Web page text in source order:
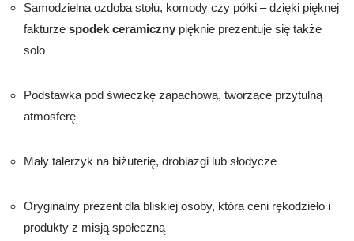
Samodzielna ozdoba stołu, komody czy półki – dzięki pięknej
fakturze spodek ceramiczny pięknie prezentuje się także
solo
Podstawka pod świeczkę zapachową, tworzące przytulną
atmosferę
Mały talerzyk na biżuterię, drobiazgi lub słodycze
Oryginalny prezent dla bliskiej osoby, która ceni rękodzieło i
produkty z misją społeczną